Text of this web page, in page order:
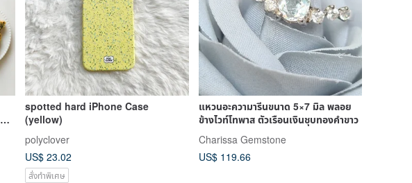
spotted hard iPhone Case
(yellow)
polyclover
US$ 23.02
สั่งทำพิเศษ
แหวนอะความารีนขนาด 5×7 มิล พลอย
ข้างไวท์โทพาส ตัวเรือนเงินชุบทองคำขาว
Charissa Gemstone
US$ 119.66